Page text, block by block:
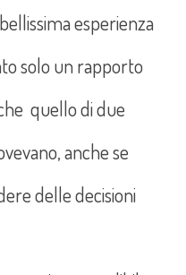
esperienza
solo un rapporto
quello di due
anche se
delle decisioni